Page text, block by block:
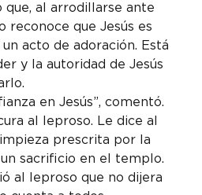
que, al arrodillarse ante
reconoce que Jesús es
acto de adoración. Está
y la autoridad de Jesús
en Jesús”, comentó.
al leproso. Le dice al
prescrita por la
un sacrificio en el templo.
al leproso que no dijera